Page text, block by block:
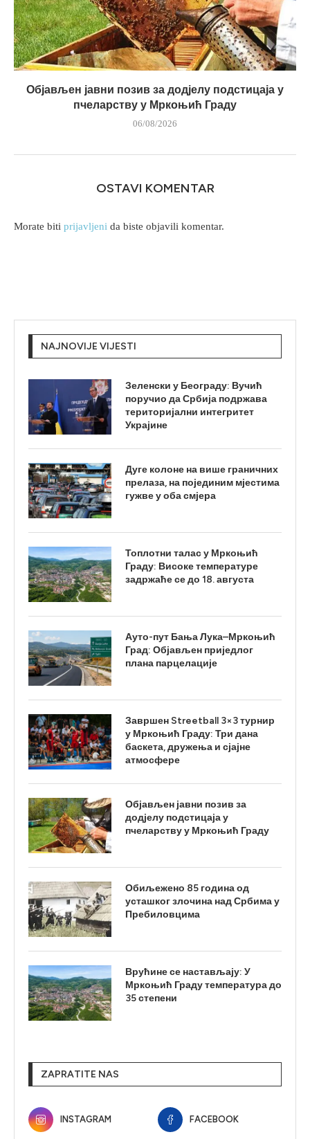
Објављен јавни позив за додјелу подстицаја у
пчеларству у Мркоњић Граду
06/08/2026
OSTAVI KOMENTAR
Morate biti prijavljeni da biste objavili komentar.
NAJNOVIJE VIJESTI
Зеленски у Београду: Вучић
поручио да Србија подржава
територијални интегритет
Украјине
Дуге колоне на више граничних
прелаза, на појединим мјестима
гужве у оба смјера
Топлотни талас у Мркоњић
Граду: Високе температуре
задржаће се до 18. августа
Ауто-пут Бања Лука–Мркоњић
Град: Објављен приједлог
плана парцелације
Завршен Streetball 3×3 турнир
у Мркоњић Граду: Три дана
баскета, дружења и сјајне
атмосфере
Објављен јавни позив за
додјелу подстицаја у
пчеларству у Мркоњић Граду
Обиљежено 85 година од
усташког злочина над Србима у
Пребиловцима
Врућине се настављају: У
Мркоњић Граду температура до
35 степени
ZAPRATITE NAS
INSTAGRAM FACEBOOK